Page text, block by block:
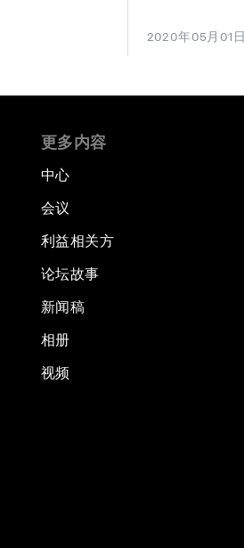
2020年05月01日
更多内容
中心
会议
利益相关方
论坛故事
新闻稿
相册
视频